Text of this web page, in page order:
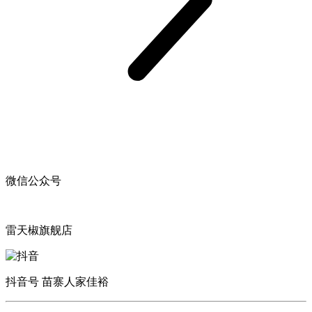
微信公众号
雷天椒旗舰店
抖音号 苗寨人家佳裕